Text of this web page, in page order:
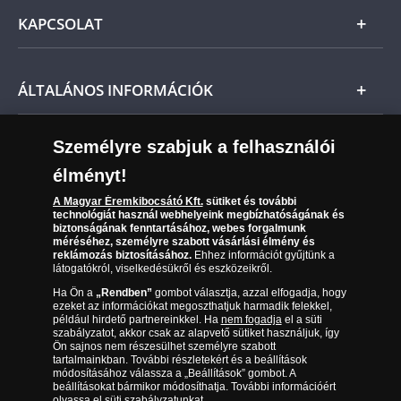
Magyar
Reklamáció
Visszaküldés
Elállási űrlap
KAPCSOLAT
Ügyfélszolgálat
Leiratkozás a hírlevélről
Karrier
ÁLTALÁNOS INFORMÁCIÓK
Sütik (cookies) használata
Süti (cookies)Beállítások
Társaságunkról
Az érmék és érmek ára és értéke
Gyakran ismételt kérdések
Adatkezelés
06 80 888 889
(díjmentesen hívható hétfőtől csütörtökig 9.00 és 17.00
óra között, péntekenként 9.00 és 15.00 óra között)
Személyre szabjuk a felhasználói
élményt!
A Magyar Éremkibocsátó Kft.sütiket és további
technológiát használ webhelyeink megbízhatóságának és
biztonságának fenntartásához, webes forgalmunk
méréséhez, személyre szabott vásárlási élmény és
reklámozás biztosításához.Ehhez információt gyűjtünk a
látogatókról, viselkedésükről és eszközeikről.
Ha Ön a „Rendben”gombot választja, azzal elfogadja, hogy
ezeket az információkat megoszthatjuk harmadik felekkel,
például hirdető partnereinkkel. Ha nem fogadjael a süti
szabályzatot, akkor csak az alapvető sütiket használjuk, így
Ön sajnos nem részesülhet személyre szabott
tartalmainkban. További részletekért és a beállítások
módosításához válassza a „Beállítások” gombot. A
beállításokat bármikor módosíthatja. További információért